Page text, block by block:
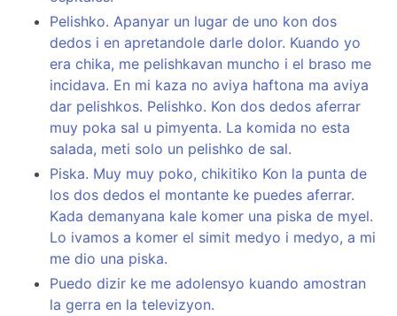
Pelishko. Apanyar un lugar de uno kon dos
dedos i en apretandole darle dolor. Kuando yo
era chika, me pelishkavan muncho i el braso me
incidava. En mi kaza no aviya haftona ma aviya
dar pelishkos. Pelishko. Kon dos dedos aferrar
muy poka sal u pimyenta. La komida no esta
salada, meti solo un pelishko de sal.
Piska. Muy muy poko, chikitiko Kon la punta de
los dos dedos el montante ke puedes aferrar.
Kada demanyana kale komer una piska de myel.
Lo ivamos a komer el simit medyo i medyo, a mi
me dio una piska.
Puedo dizir ke me adolensyo kuando amostran
la gerra en la televizyon.